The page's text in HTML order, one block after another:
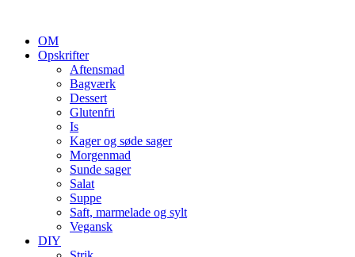
OM
Opskrifter
Aftensmad
Bagværk
Dessert
Glutenfri
Is
Kager og søde sager
Morgenmad
Sunde sager
Salat
Suppe
Saft, marmelade og sylt
Vegansk
DIY